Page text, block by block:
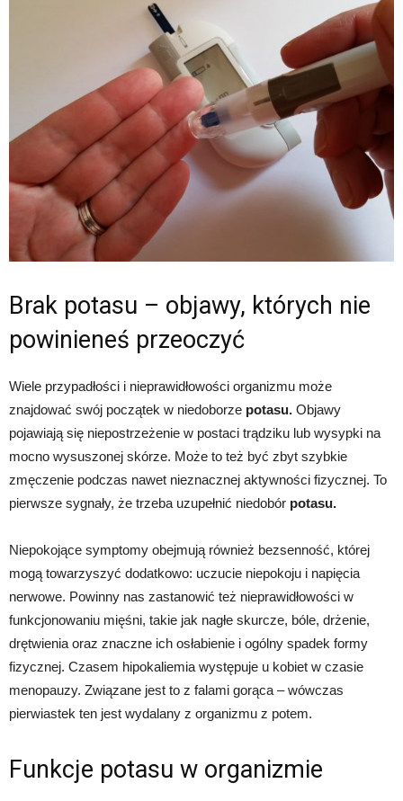
Brak potasu – objawy, których nie
powinieneś przeoczyć
Wiele przypadłości i nieprawidłowości organizmu może
znajdować swój początek w niedoborze potasu. Objawy
pojawiają się niepostrzeżenie w postaci trądziku lub wysypki na
mocno wysuszonej skórze. Może to też być zbyt szybkie
zmęczenie podczas nawet nieznacznej aktywności fizycznej. To
pierwsze sygnały, że trzeba uzupełnić niedobór potasu.
Niepokojące symptomy obejmują również bezsenność, której
mogą towarzyszyć dodatkowo: uczucie niepokoju i napięcia
nerwowe. Powinny nas zastanowić też nieprawidłowości w
funkcjonowaniu mięśni, takie jak nagłe skurcze, bóle, drżenie,
drętwienia oraz znaczne ich osłabienie i ogólny spadek formy
fizycznej. Czasem hipokaliemia występuje u kobiet w czasie
menopauzy. Związane jest to z falami gorąca – wówczas
pierwiastek ten jest wydalany z organizmu z potem.
Funkcje potasu w organizmie